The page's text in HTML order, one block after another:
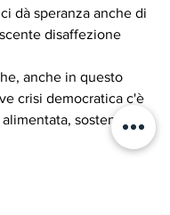
dà speranza anche di
disaffezione
anche in questo
crisi democratica c'è
sostenuta e